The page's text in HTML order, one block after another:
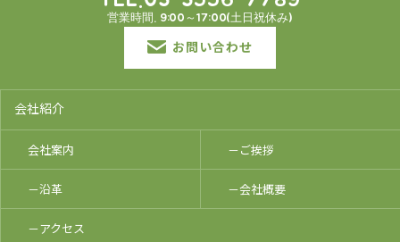
営業時間. 9:00～17:00(土日祝休み)
お問い合わせ
会社紹介
会社案内 －ご挨拶
－沿革 －会社概要
－アクセス